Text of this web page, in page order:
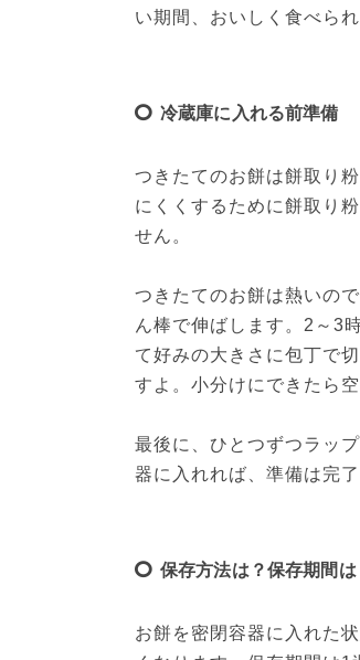
い期間、おいしく食べら
冷蔵庫に入れる前準備
つきたてのお餅は餅取り
にくくするために餅取り
せん。
つきたてのお餅は熱いの
ん棒で伸ばします。2～3
て好みの大きさに包丁で
すよ。小分けにできたら
最後に、ひとつずつラッ
保存方法は？保存期間は
お餅を密閉容器に入れた